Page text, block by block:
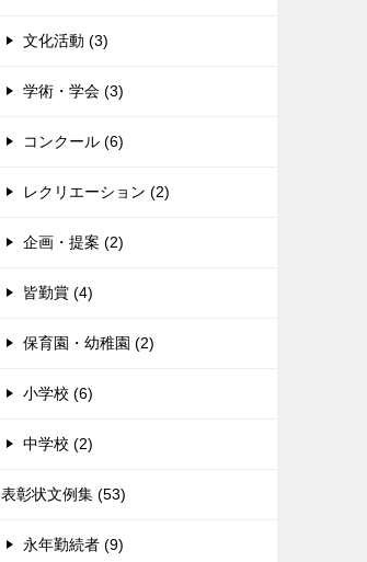
文化活動 (3)
学術・学会 (3)
コンクール (6)
レクリエーション (2)
企画・提案 (2)
皆勤賞 (4)
保育園・幼稚園 (2)
小学校 (6)
中学校 (2)
表彰状文例集 (53)
永年勤続者 (9)